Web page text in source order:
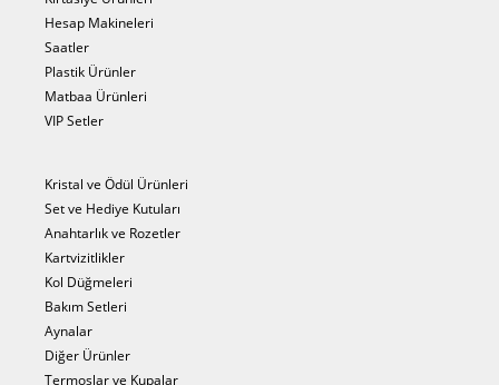
Hesap Makineleri
Saatler
Plastik Ürünler
Matbaa Ürünleri
VIP Setler
Kristal ve Ödül Ürünleri
Set ve Hediye Kutuları
Anahtarlık ve Rozetler
Kartvizitlikler
Kol Düğmeleri
Bakım Setleri
Aynalar
Diğer Ürünler
Termoslar ve Kupalar